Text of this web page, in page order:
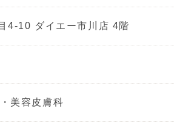
4-10 ダイエー市川店 4階
美容皮膚科